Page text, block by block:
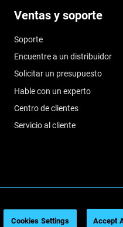
Ventas y soporte
Soporte
Encuentre a un distribuidor
Solicitar un presupuesto
Hable con un experto
Centro de clientes
Servicio al cliente
Cookies Settings Accept